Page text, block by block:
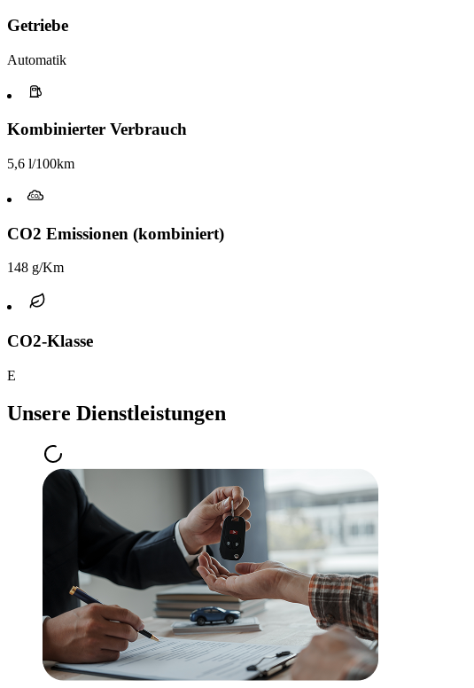
Getriebe
Automatik
Kombinierter Verbrauch
5,6 l/100km
CO2 Emissionen (kombiniert)
148 g/Km
CO2-Klasse
E
Unsere Dienstleistungen